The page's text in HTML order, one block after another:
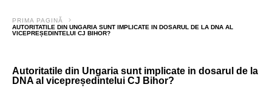
PRIMA PAGINĂ
AUTORITATILE DIN UNGARIA SUNT IMPLICATE IN DOSARUL DE LA DNA AL
VICEPREȘEDINTELUI CJ BIHOR?
Autoritatile din Ungaria sunt implicate in dosarul de la
DNA al vicepreședintelui CJ Bihor?